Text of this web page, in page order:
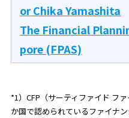
or Chika Yamashita
The Financial
pore (FPAS)
*1）CFP（サーティファイド フ
か国で認められているファイナ